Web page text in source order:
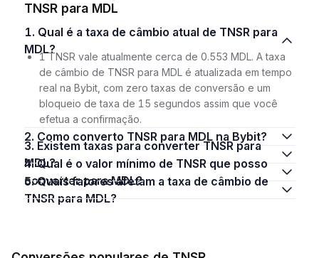
TNSR para MDL
1. Qual é a taxa de câmbio atual de TNSR para
MDL?
1 TNSR vale atualmente cerca de 0.553 MDL. A taxa
de câmbio de TNSR para MDL é atualizada em tempo
real na Bybit, com zero taxas de conversão e um
bloqueio de taxa de 15 segundos assim que você
efetua a confirmação.
2. Como converto TNSR para MDL na Bybit?
3. Existem taxas para converter TNSR para
MDL?
4. Qual é o valor mínimo de TNSR que posso
converter para MDL?
5. Quais fatores afetam a taxa de câmbio de
TNSR para MDL?